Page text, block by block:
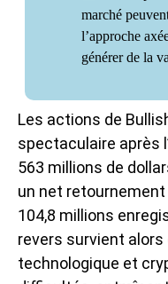
marché
l’approche
générer de la
Les actions de
spectaculaire après
563 millions de
un net
104,8 millions
revers survient
technologique et